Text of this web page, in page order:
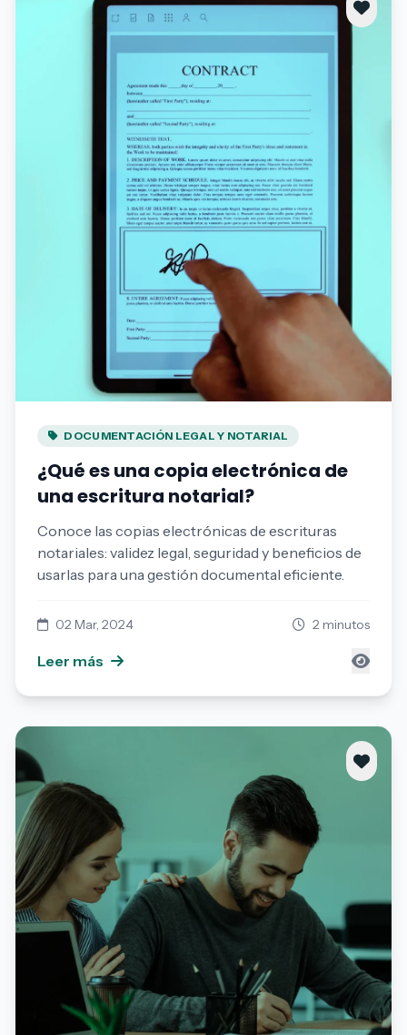
DOCUMENTACIÓN LEGAL Y NOTARIAL
¿Qué es una copia electrónica de
una escritura notarial?
Conoce las copias electrónicas de escrituras
notariales: validez legal, seguridad y beneficios de
usarlas para una gestión documental eficiente.
02 Mar, 2024 2 minutos
Leer más